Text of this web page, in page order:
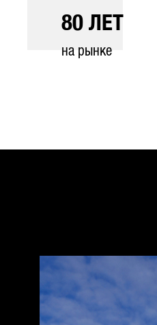
80 ЛЕТ
на рынке